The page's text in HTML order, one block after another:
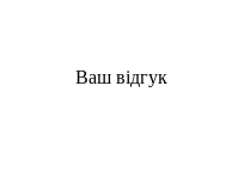
Ваш відгук